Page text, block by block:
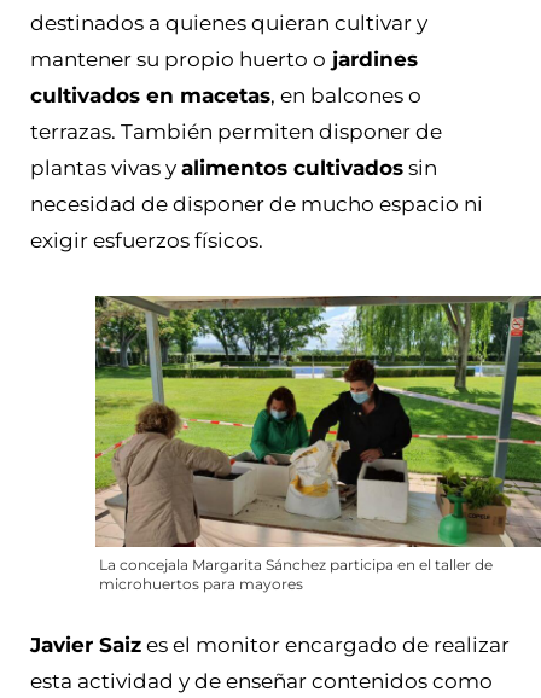
destinados a quienes quieran cultivar y
mantener su propio huerto o jardines
cultivados en macetas, en balcones o
terrazas. También permiten disponer de
plantas vivas y alimentos cultivados sin
necesidad de disponer de mucho espacio ni
exigir esfuerzos físicos.
La concejala Margarita Sánchez participa en el taller de
microhuertos para mayores
Javier Saiz es el monitor encargado de realizar
esta actividad y de enseñar contenidos como